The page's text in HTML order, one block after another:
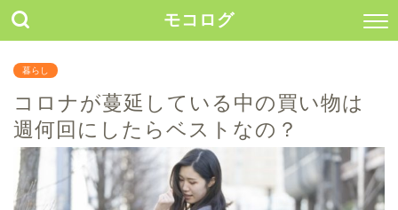
モコログ
暮らし
コロナが蔓延している中の買い物は
週何回にしたらベストなの？